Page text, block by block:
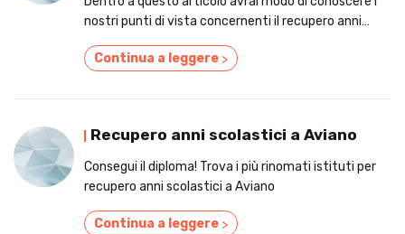
nostri punti di vista concernenti il recupero anni
Continua a leggere >
Recupero anni scolastici a Aviano
Consegui il diploma! Trova i più rinomati istituti per
recupero anni scolastici a Aviano
Continua a leggere >